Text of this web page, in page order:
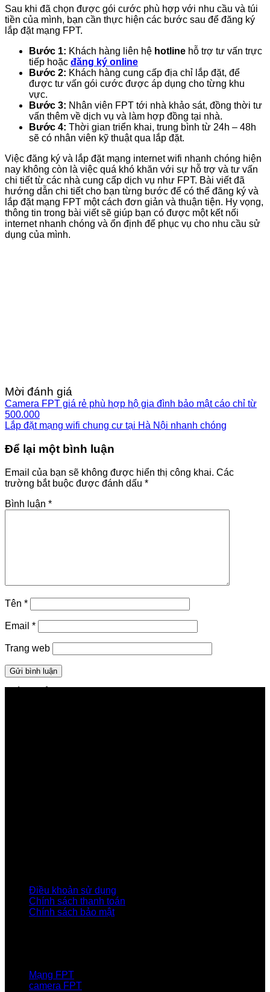
Sau khi đã chọn được gói cước phù hợp với nhu cầu và túi
tiền của mình, bạn cần thực hiện các bước sau để đăng ký
lắp đặt mạng FPT.
Bước 1: Khách hàng liên hệ hotline hỗ trợ tư vấn trực
tiếp hoặc đăng ký online
Bước 2: Khách hàng cung cấp địa chỉ lắp đặt, để
được tư vấn gói cước được áp dụng cho từng khu
vực.
Bước 3: Nhân viên FPT tới nhà khảo sát, đồng thời tư
vấn thêm về dịch vụ và làm hợp đồng tại nhà.
Bước 4: Thời gian triển khai, trung bình từ 24h – 48h
sẽ có nhân viên kỹ thuật qua lắp đặt.
Việc đăng ký và lắp đặt mạng internet wifi nhanh chóng hiện
nay không còn là việc quá khó khăn với sự hỗ trợ và tư vấn
chi tiết từ các nhà cung cấp dịch vụ như FPT. Bài viết đã
hướng dẫn chi tiết cho bạn từng bước để có thể đăng ký và
lắp đặt mạng FPT một cách đơn giản và thuận tiện. Hy vọng,
thông tin trong bài viết sẽ giúp bạn có được một kết nối
internet nhanh chóng và ổn định để phục vụ cho nhu cầu sử
dụng của mình.
Mời đánh giá
Camera FPT giá rẻ phù hợp hộ gia đình bảo mật cáo chỉ từ
500.000
Lắp đặt mạng wifi chung cư tại Hà Nội nhanh chóng
Để lại một bình luận
Email của bạn sẽ không được hiển thị công khai. Các
trường bắt buộc được đánh dấu *
Bình luận *
Tên *
Email *
Trang web
Điều khoản sử dụng
Chính sách thanh toán
Chính sách bảo mật
Mạng FPT
camera FPT